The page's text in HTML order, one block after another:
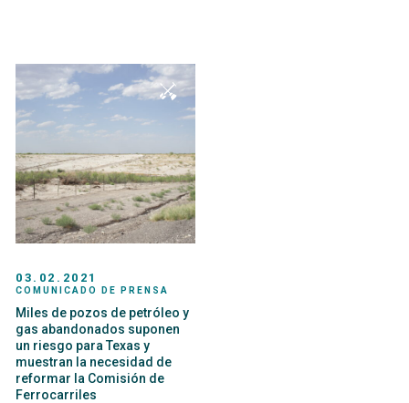
03.02.2021
COMUNICADO DE PRENSA
Miles de pozos de petróleo y
gas abandonados suponen
un riesgo para Texas y
muestran la necesidad de
reformar la Comisión de
Ferrocarriles